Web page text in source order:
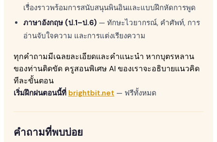
เรื่องราวพร้อมการสนับสนุนพินอินและแบบฝึกหัดการพูด
ภาษาอังกฤษ (ป.1–ป.6) — ทักษะไวยากรณ์, คำศัพท์, การ
อ่านจับใจความ และการแต่งเรียงความ
ทุกคำถามมีเฉลยละเอียดและคำแนะนำ หากบุตรหลาน
ของท่านติดขัด ครูสอนพิเศษ AI ของเราจะอธิบายแนวคิด
ทีละขั้นตอน
เริ่มฝึกฝนตอนนี้ที่ brightbit.net — ฟรีทั้งหมด
คำถามที่พบบ่อย